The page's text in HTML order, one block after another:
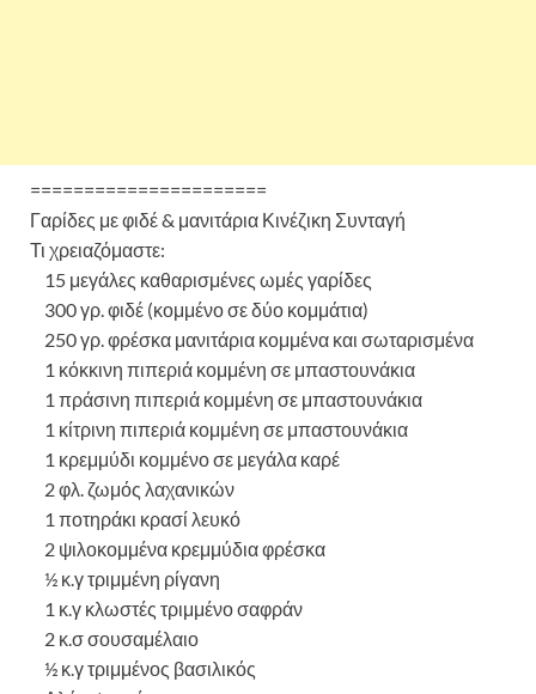
======================
Γαρίδες με φιδέ & μανιτάρια Κινέζικη Συνταγή
Τι χρειαζόμαστε:
15 μεγάλες καθαρισμένες ωμές γαρίδες
300 γρ. φιδέ (κομμένο σε δύο κομμάτια)
250 γρ. φρέσκα μανιτάρια κομμένα και σωταρισμένα
1 κόκκινη πιπεριά κομμένη σε μπαστουνάκια
1 πράσινη πιπεριά κομμένη σε μπαστουνάκια
1 κίτρινη πιπεριά κομμένη σε μπαστουνάκια
1 κρεμμύδι κομμένο σε μεγάλα καρέ
2 φλ. ζωμός λαχανικών
1 ποτηράκι κρασί λευκό
2 ψιλοκομμένα κρεμμύδια φρέσκα
½ κ.γ τριμμένη ρίγανη
1 κ.γ κλωστές τριμμένο σαφράν
2 κ.σ σουσαμέλαιο
½ κ.γ τριμμένος βασιλικός